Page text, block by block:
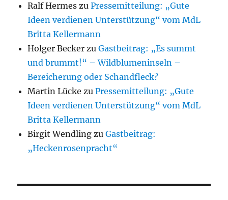
Ralf Hermes zuPressemitteilung: „Gute
Ideen verdienen Unterstützung“ vom MdL
Britta Kellermann
Holger Becker zuGastbeitrag: „Es summt
und brummt!“ – Wildblumeninseln –
Bereicherung oder Schandfleck?
Martin Lücke zuPressemitteilung: „Gute
Ideen verdienen Unterstützung“ vom MdL
Britta Kellermann
Birgit Wendling zuGastbeitrag:
„Heckenrosenpracht“